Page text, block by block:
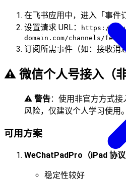
在飞书应用中，进入「事件
设置请求 URL：
https://
domain.com/channels/
订阅所需事件（如：接收消
⚠️ 微信个人号接入（非
⚠️ 警告：使用非官方方式
风险，仅建议个人学习使用。
可用方案
WeChatPadPro（iPad 协议
稳定性较好